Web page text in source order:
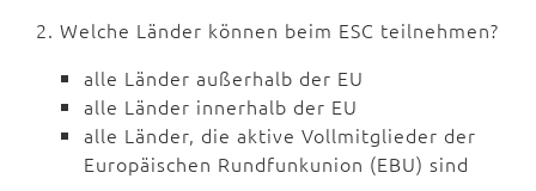
2. Welche Länder können beim ESC teilnehmen?
alle Länder außerhalb der EU
alle Länder innerhalb der EU
alle Länder, die aktive Vollmitglieder der
Europäischen Rundfunkunion (EBU) sind